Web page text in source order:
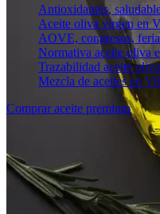
Antioxidantes,
Aceite oliva virgen en
AOVE, congresos,
Normativa aceite oliva
Trazabilidad aceite
Mezcla de aceites en
Comprar aceite premium